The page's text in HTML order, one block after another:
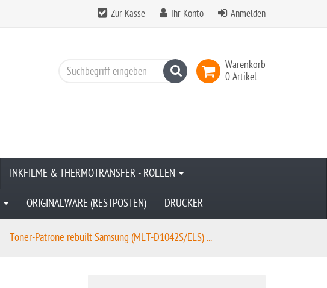
Zur Kasse Ihr Konto Anmelden
Warenkorb
0 Artikel
Suchen
INKFILME & THERMOTRANSFER - ROLLEN
ORIGINALWARE (RESTPOSTEN) DRUCKER
Toner-Patrone rebuilt Samsung (MLT-D1042S/ELS) ...